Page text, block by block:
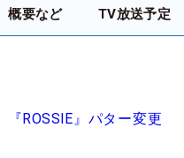
概要など TV放送予定
ROSSIE』パター変更